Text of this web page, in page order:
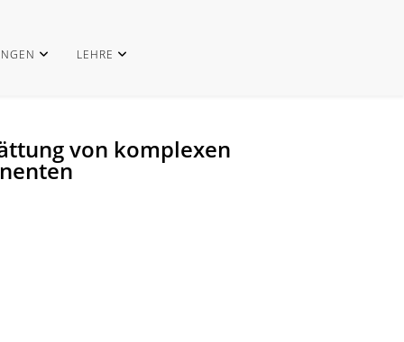
LEHRE
von komplexen